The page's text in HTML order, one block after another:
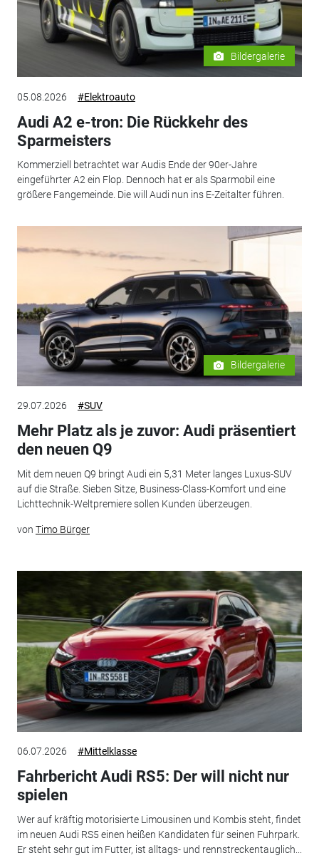
Bildergalerie
05.08.2026 #Elektroauto
Audi A2 e-tron: Die Rückkehr des
Sparmeisters
Kommerziell betrachtet war Audis Ende der 90er-Jahre
eingeführter A2 ein Flop. Dennoch hat er als Sparmobil eine
größere Fangemeinde. Die will Audi nun ins E-Zeitalter führen.
Bildergalerie
29.07.2026 #SUV
Mehr Platz als je zuvor: Audi präsentiert
den neuen Q9
Mit dem neuen Q9 bringt Audi ein 5,31 Meter langes Luxus-SUV
auf die Straße. Sieben Sitze, Business-Class-Komfort und eine
Lichttechnik-Weltpremiere sollen Kunden überzeugen.
von Timo Bürger
06.07.2026 #Mittelklasse
Fahrbericht Audi RS5: Der will nicht nur
spielen
Wer auf kräftig motorisierte Limousinen und Kombis steht, findet
im neuen Audi RS5 einen heißen Kandidaten für seinen Fuhrpark.
Er steht sehr gut im Futter, ist alltags- und rennstreckentauglich...